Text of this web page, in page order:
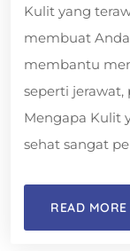
Kulit yang
membuat
membantu
seperti
Mengapa Kulit
sehat sangat
READ MORE